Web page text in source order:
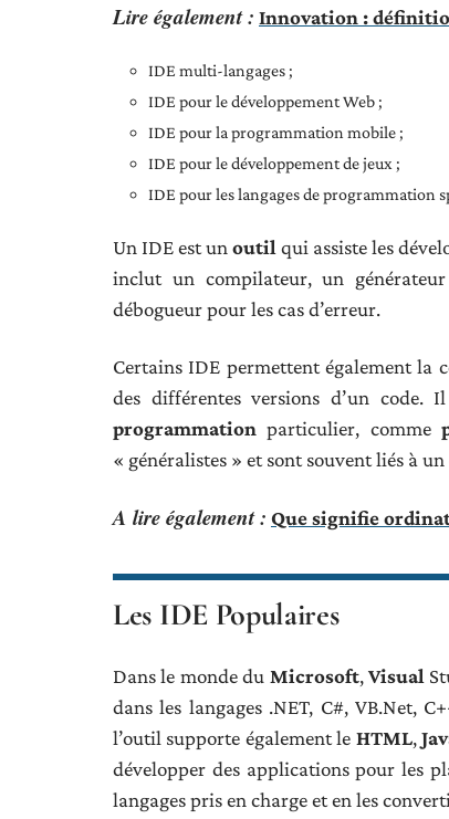
Lire également : Innovation :
IDE multi-langages ;
IDE pour le développement Web ;
IDE pour la programmation mobile ;
IDE pour le développement de jeux ;
IDE pour les langages de programmation
Un IDE est unoutilqui assiste les
inclut un compilateur, un
débogueur pour les cas d’erreur.
Certains IDE permettent également la
des différentes versions d’un code.
programmation particulier, comme
« généralistes » et sont souvent liés à
A lire également : Que signifie
Les IDE Populaires
Dans le monde du Microsoft,Visual
dans les langages .NET, C#, VB.Net,
l’outil supporte également le HTML,
développer des applications pour les
langages pris en charge et en les